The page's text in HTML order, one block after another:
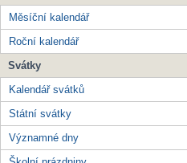
Měsíční kalendář
Roční kalendář
Svátky
Kalendář svátků
Státní svátky
Významné dny